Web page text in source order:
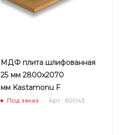
МДФ плита шлифованная
25 мм 2800х2070
мм Kastamonu F
Под заказ Арт.: 60043